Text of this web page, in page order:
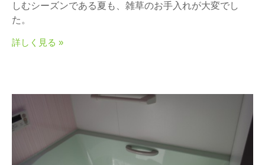
しむシーズンである夏も、雑草のお手入れが大変でし
た。
詳しく見る »